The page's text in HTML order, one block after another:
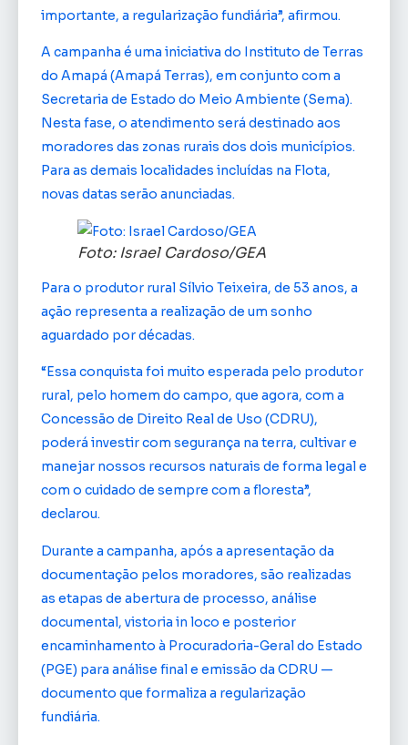
importante, a regularização fundiária”, afirmou.
A campanha é uma iniciativa do Instituto de Terras
do Amapá (Amapá Terras), em conjunto com a
Secretaria de Estado do Meio Ambiente (Sema).
Nesta fase, o atendimento será destinado aos
moradores das zonas rurais dos dois municípios.
Para as demais localidades incluídas na Flota,
novas datas serão anunciadas.
Foto: Israel Cardoso/GEA
Para o produtor rural Sílvio Teixeira, de 53 anos, a
ação representa a realização de um sonho
aguardado por décadas.
“Essa conquista foi muito esperada pelo produtor
rural, pelo homem do campo, que agora, com a
Concessão de Direito Real de Uso (CDRU),
poderá investir com segurança na terra, cultivar e
manejar nossos recursos naturais de forma legal e
com o cuidado de sempre com a floresta”,
declarou.
Durante a campanha, após a apresentação da
documentação pelos moradores, são realizadas
as etapas de abertura de processo, análise
documental, vistoria in loco e posterior
encaminhamento à Procuradoria-Geral do Estado
(PGE) para análise final e emissão da CDRU —
documento que formaliza a regularização
fundiária.